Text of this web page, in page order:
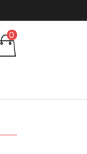
0